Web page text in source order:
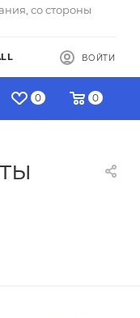
со стороны
ВОЙТИ
0 0